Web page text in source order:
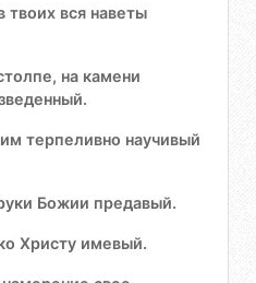
твоих вся наветы
на камени
терпеливно научивый
Божии предавый.
Христу имевый.